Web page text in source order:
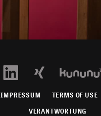
IMPRESSUM TERMS OF USE
VERANTWORTUNG